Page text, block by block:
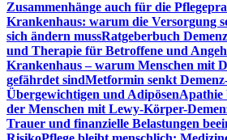
Zusammenhänge auch für die
Krankenhaus: warum die Versorgung
sich ändern mussRatgeberbuch
und Therapie für Betroffene und
Krankenhaus – warum Menschen mit
gefährdet sindMetformin senkt
Übergewichtigen und AdipösenApathie
der Menschen mit Lewy-Körper-
Trauer und finanzielle Belastungen